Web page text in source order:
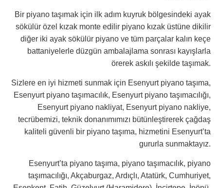
Bir piyano taşımak için ilk adım kuyruk bölgesindeki ayak
sökülür özel kızak monte edilir piyano kızak üstüne dikilir
diğer iki ayak sökülür piyano ve tüm parçalar kalın keçe
battaniyelerle düzgün ambalajlama sonrası kayışlarla
örerek askılı şekilde taşımak.
Sizlere en iyi hizmeti sunmak için Esenyurt piyano taşıma,
Esenyurt piyano taşımacılık, Esenyurt piyano taşımacılığı,
Esenyurt piyano nakliyat, Esenyurt piyano nakliye,
tecrübemizi, teknik donanımımızı bütünleştirerek çağdaş
kaliteli güvenli bir piyano taşıma, hizmetini Esenyurt’ta
gururla sunmaktayız.
Esenyurt’ta piyano taşıma, piyano taşımacılık, piyano
taşımacılığı, Akçaburgaz, Ardıçlı, Atatürk, Cumhuriyet,